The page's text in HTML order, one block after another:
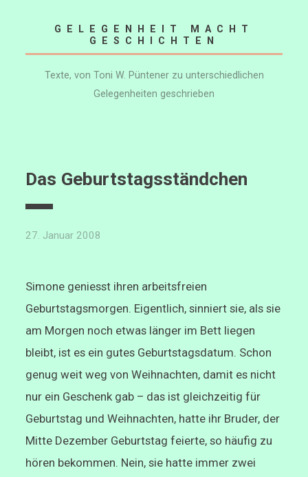
content
GELEGENHEIT MACHT
GESCHICHTEN
Texte, von Toni W. Püntener zu unterschiedlichen
Gelegenheiten geschrieben
Das Geburtstagsständchen
27. Januar 2008
Simone geniesst ihren arbeitsfreien
Geburtstagsmorgen. Eigentlich, sinniert sie, als sie
am Morgen noch etwas länger im Bett liegen
bleibt, ist es ein gutes Geburtstagsdatum. Schon
genug weit weg von Weihnachten, damit es nicht
nur ein Geschenk gab – das ist gleichzeitig für
Geburtstag und Weihnachten, hatte ihr Bruder, der
Mitte Dezember Geburtstag feierte, so häufig zu
hören bekommen. Nein, sie hatte immer zwei